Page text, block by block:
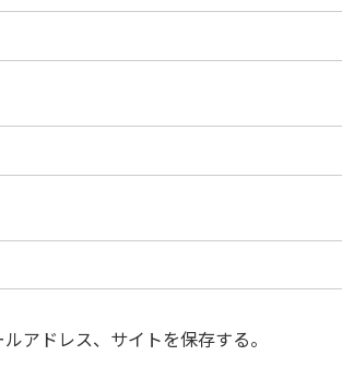
アドレス、サイトを保存する。